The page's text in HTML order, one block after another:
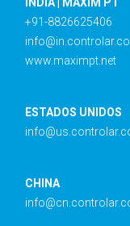
+91-8826625406
www.maximpt.net
ESTADOS UNIDOS
CHINA